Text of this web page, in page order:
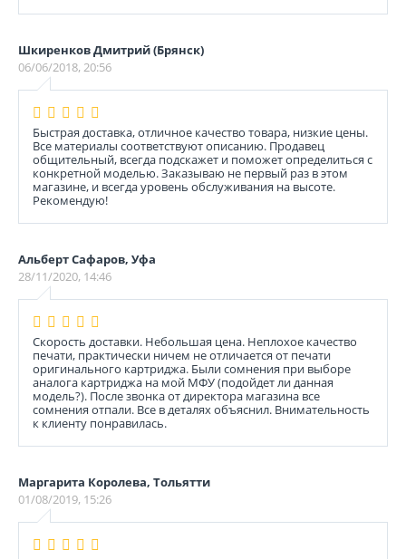
Шкиренков Дмитрий (Брянск)
06/06/2018, 20:56
Быстрая доставка, отличное качество товара, низкие цены.
Все материалы соответствуют описанию. Продавец
общительный, всегда подскажет и поможет определиться с
конкретной моделью. Заказываю не первый раз в этом
магазине, и всегда уровень обслуживания на высоте.
Рекомендую!
Альберт Сафаров, Уфа
28/11/2020, 14:46
Скорость доставки. Небольшая цена. Неплохое качество
печати, практически ничем не отличается от печати
оригинального картриджа. Были сомнения при выборе
аналога картриджа на мой МФУ (подойдет ли данная
модель?). После звонка от директора магазина все
сомнения отпали. Все в деталях объяснил. Внимательность
к клиенту понравилась.
Маргарита Королева, Тольятти
01/08/2019, 15:26